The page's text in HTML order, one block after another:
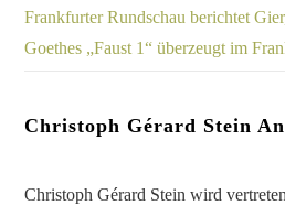
Frankfurter Rundschau berichtet
Goethes „Faust 1“ überzeugt im
Christoph Gérard Stein
Christoph Gérard Stein wird